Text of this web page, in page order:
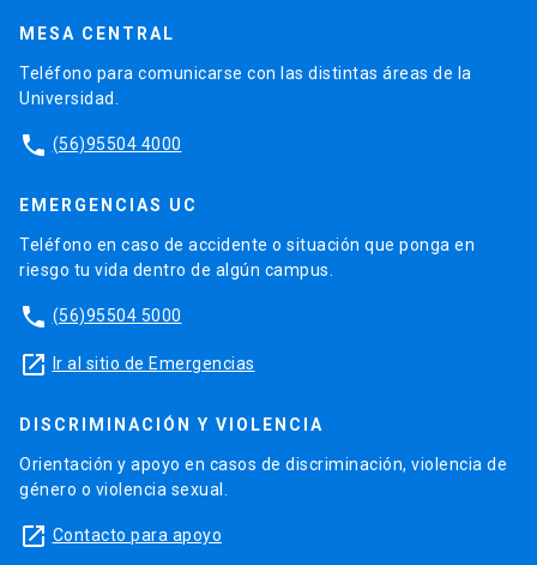
MESA CENTRAL
Teléfono para comunicarse con las distintas áreas de la
Universidad.
phone (56)95504 4000
EMERGENCIAS UC
Teléfono en caso de accidente o situación que ponga en
riesgo tu vida dentro de algún campus.
phone (56)95504 5000
launch Ir al sitio de Emergencias
DISCRIMINACIÓN Y VIOLENCIA
Orientación y apoyo en casos de discriminación, violencia de
género o violencia sexual.
launch Contacto para apoyo